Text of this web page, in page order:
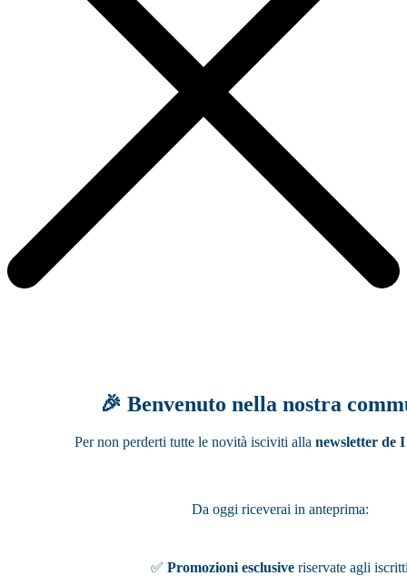
🎉 Benvenuto nella nostra
Per non perderti tutte le novità isciviti alla newsletter de
Da oggi riceverai in anteprima:
✅ Promozioni esclusive riservate agli